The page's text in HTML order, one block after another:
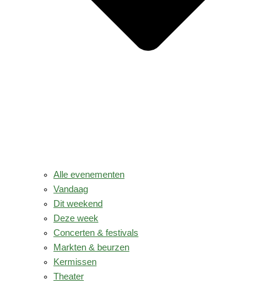
Alle evenementen
Vandaag
Dit weekend
Deze week
Concerten & festivals
Markten & beurzen
Kermissen
Theater